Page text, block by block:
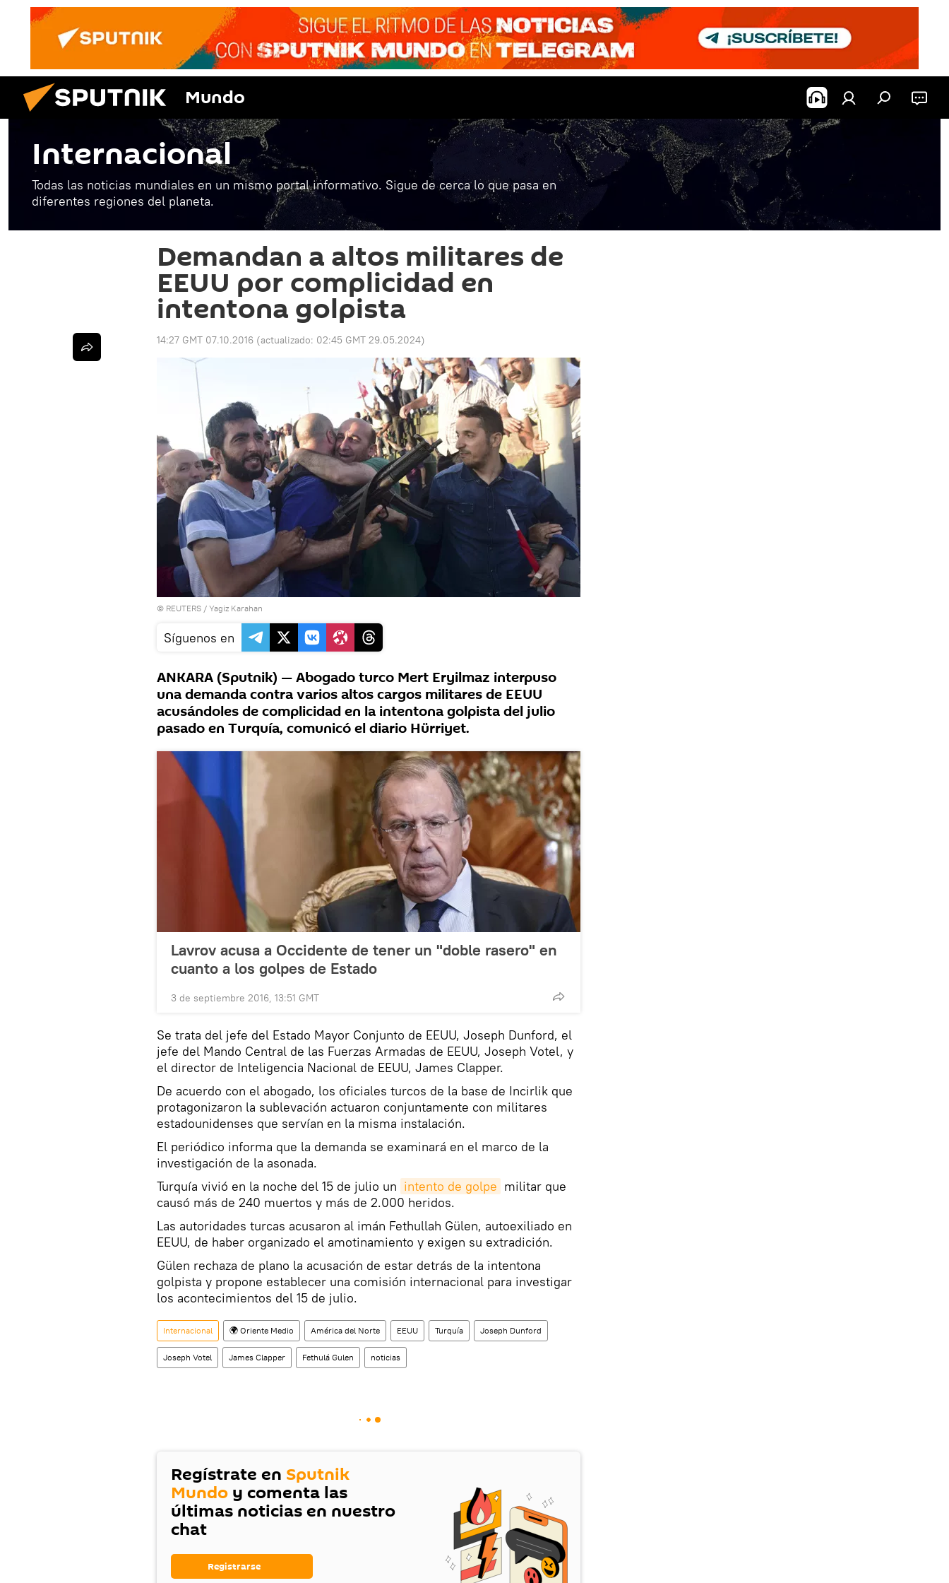
Mundo
Internacional
Todas las noticias mundiales en un mismo portal informativo. Sigue de cerca lo que pasa en
diferentes regiones del planeta.
Demandan a altos militares de
EEUU por complicidad en
intentona golpista
14:27 GMT 07.10.2016 (actualizado: 02:45 GMT 29.05.2024)
© REUTERS / Yagiz Karahan
Síguenos en
ANKARA (Sputnik) — Abogado turco Mert Eryilmaz interpuso
una demanda contra varios altos cargos militares de EEUU
acusándoles de complicidad en la intentona golpista del julio
pasado en Turquía, comunicó el diario Hürriyet.
Lavrov acusa a Occidente de tener un "doble rasero" en
cuanto a los golpes de Estado
3 de septiembre 2016, 13:51 GMT
Se trata del jefe del Estado Mayor Conjunto de EEUU, Joseph Dunford, el
jefe del Mando Central de las Fuerzas Armadas de EEUU, Joseph Votel, y
el director de Inteligencia Nacional de EEUU, James Clapper.
De acuerdo con el abogado, los oficiales turcos de la base de Incirlik que
protagonizaron la sublevación actuaron conjuntamente con militares
estadounidenses que servían en la misma instalación.
El periódico informa que la demanda se examinará en el marco de la
investigación de la asonada.
Turquía vivió en la noche del 15 de julio un intento de golpe militar que
causó más de 240 muertos y más de 2.000 heridos.
Las autoridades turcas acusaron al imán Fethullah Gülen, autoexiliado en
EEUU, de haber organizado el amotinamiento y exigen su extradición.
Gülen rechaza de plano la acusación de estar detrás de la intentona
golpista y propone establecer una comisión internacional para investigar
los acontecimientos del 15 de julio.
Internacional 🌍 Oriente Medio América del Norte EEUU Turquía Joseph Dunford
Joseph Votel James Clapper Fethulá Gulen noticias
Regístrate en Sputnik
Mundo y comenta las
últimas noticias en nuestro
chat
Registrarse